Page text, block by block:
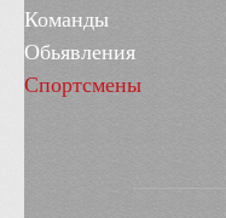
Команды
Обьявления
Спортсмены